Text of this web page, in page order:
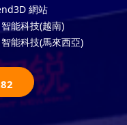
網站
能科技(越南)
能科技(馬來西亞)